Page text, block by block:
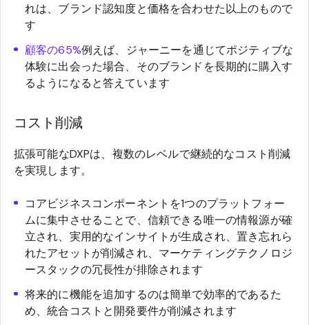
れは、ブランド認知度と価格を合わせた以上のもので
す
顧客の65%例えば、ジャーニーを通じてポジティブな
体験に出会った場合、そのブランドを長期的に購入す
るようになると答えています
コスト削減
拡張可能なDXPは、複数のレベルで継続的なコスト削減
を実現します。
コアビジネスコンポーネントを1つのプラットフォー
ムに集中させることで、信頼できる唯一の情報源が確
立され、実用的なインサイトが生成され、置き忘れら
れたアセットが削減され、マーケティングテクノロジ
ースタックの冗長性が排除されます
将来的に機能を追加するのは簡単で効率的であるた
め、統合コストと開発要件が削減されます